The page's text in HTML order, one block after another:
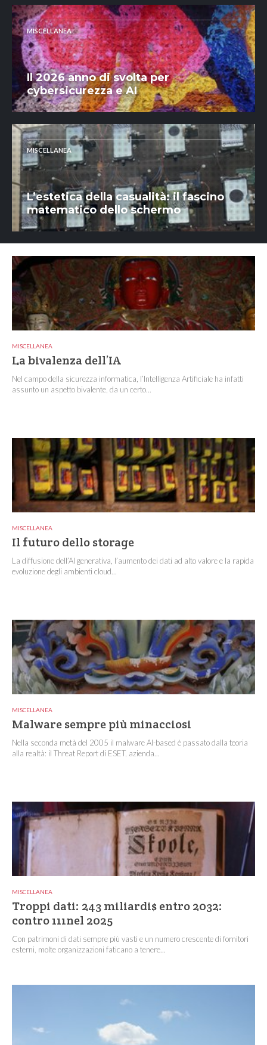
MISCELLANEA
Il 2026 anno di svolta per
cybersicurezza e AI
MISCELLANEA
L’estetica della casualità: il fascino
matematico dello schermo
MISCELLANEA
La bivalenza dell’IA
Nel campo della sicurezza informatica, l’Intelligenza Artificiale ha infatti
assunto un aspetto bivalente, da un certo...
MISCELLANEA
Il futuro dello storage
La diffusione dell’AI generativa, l’aumento dei dati ad alto valore e la rapida
evoluzione degli ambienti cloud...
MISCELLANEA
Malware sempre più minacciosi
Nella seconda metà del 2005 il malware AI-based è passato dalla teoria
alla realtà: il Threat Report di ESET, azienda...
MISCELLANEA
Troppi dati: 243 miliardi$ entro 2032:
contro 111nel 2025
Con patrimoni di dati sempre più vasti e un numero crescente di fornitori
esterni, molte organizzazioni faticano a tenere...